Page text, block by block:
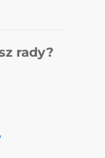
rady?